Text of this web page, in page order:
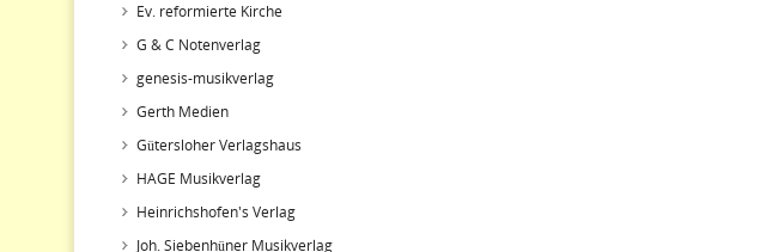
Ev. reformierte Kirche
G & C Notenverlag
genesis-musikverlag
Gerth Medien
Gütersloher Verlagshaus
HAGE Musikverlag
Heinrichshofen's Verlag
Joh. Siebenhüner Musikverlag